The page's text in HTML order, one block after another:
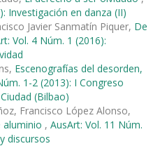
Investigación en danza (II)
Javier Sanmatín Piquer, De
Vol. 4 Núm. 1 (2016):
Escenografías del desorden,
1-2 (2013): I Congreso
(Bilbao)
Francisco López Alonso,
aluminio , AusArt: Vol. 11 Núm.
discursos